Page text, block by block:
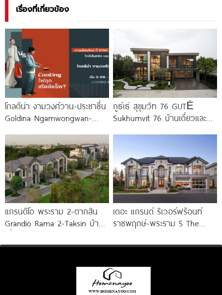
เรื่องที่เกี่ยวข้อง
โกลดีน่า งามวงศ์วาน-ประชาชื่น
Goldina Ngamwongwan-
ใกล้ Central และ The Mall
กูธ์เธ่ สุขุมวิท 76 GUTÉ
Sukhumvit 76 บ้านเดี่ยวและ
แกรนดิโอ พระราม 2-ตากสิน
Grandio Rama 2-Taksin บ้าน
พระราม
เดอะ แกรนด์ ริเวอร์ฟร้อนท์
ราชพฤกษ์-พระราม 5 The
Ratchapruek-Rama 5